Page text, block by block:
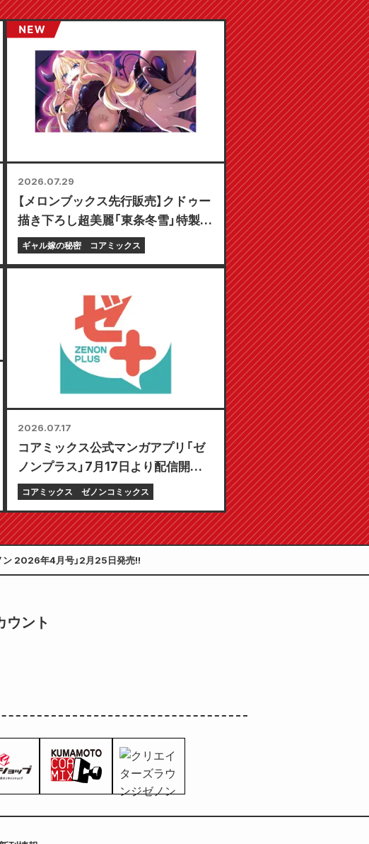
2026.07.29
【メロンブックス先行販売】クドゥー
描き下ろし超美麗「東条冬雪」特製プ
レイマット付き限定セットの予約受
付開始！『ギャル嫁の秘密』最新第6
ギャル嫁の秘密 コアミックス
2026.07.17
コアミックス公式マンガアプリ「ゼ
ノンプラス」7月17日より配信開始！
「選べる初回無料」や「毎日更新」な
コアミックス ゼノンコミックス
ン 2026年4月号」2月25日発売!!
ウント